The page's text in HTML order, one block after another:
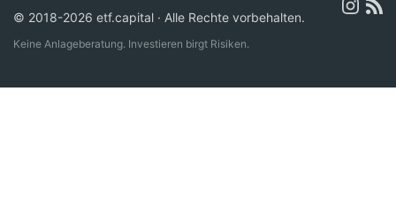
© 2018-2026 etf.capital · Alle Rechte vorbehalten.
Keine Anlageberatung. Investieren birgt Risiken.